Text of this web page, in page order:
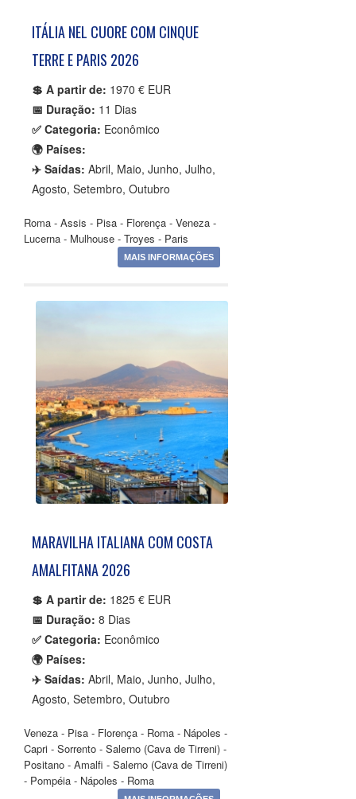
ITÁLIA NEL CUORE COM CINQUE
TERRE E PARIS 2026
💲 A partir de: 1970 € EUR
📅 Duração: 11 Dias
✅ Categoria: Econômico
🌍 Países:
✈️ Saídas: Abril, Maio, Junho, Julho,
Agosto, Setembro, Outubro
Roma - Assis - Pisa - Florença - Veneza -
Lucerna - Mulhouse - Troyes - Paris
MAIS INFORMAÇÕES
MARAVILHA ITALIANA COM COSTA
AMALFITANA 2026
💲 A partir de: 1825 € EUR
📅 Duração: 8 Dias
✅ Categoria: Econômico
🌍 Países:
✈️ Saídas: Abril, Maio, Junho, Julho,
Agosto, Setembro, Outubro
Veneza - Pisa - Florença - Roma - Nápoles -
Capri - Sorrento - Salerno (Cava de Tirreni) -
Positano - Amalfi - Salerno (Cava de Tirreni)
- Pompéia - Nápoles - Roma